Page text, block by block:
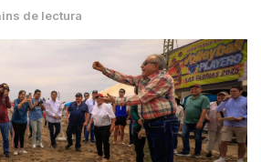
de lectura